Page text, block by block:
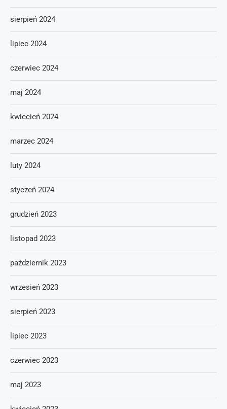
sierpień 2024
lipiec 2024
czerwiec 2024
maj 2024
kwiecień 2024
marzec 2024
luty 2024
styczeń 2024
grudzień 2023
listopad 2023
październik 2023
wrzesień 2023
sierpień 2023
lipiec 2023
czerwiec 2023
maj 2023